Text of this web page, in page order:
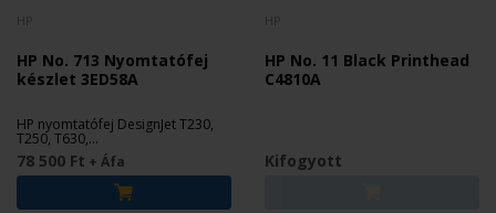
HP No. 713 Nyomtatófej
készlet 3ED58A
HP nyomtatófej DesignJet T230,
T250, T630,
T650, Studio plotterekhez.
78 500 Ft + Áfa
HP No. 11 Black Printhead
C4810A
Kifogyott